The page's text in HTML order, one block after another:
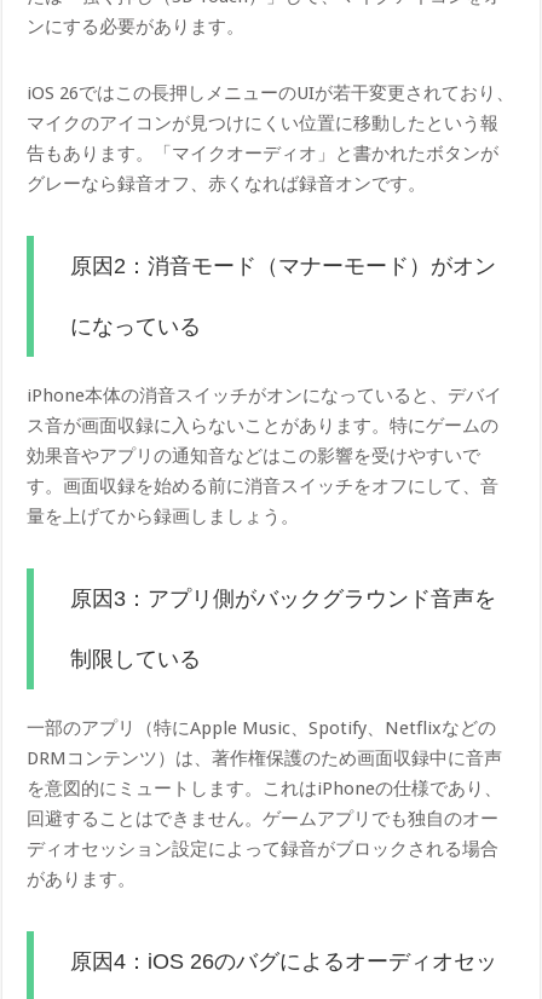
ンにする必要があります。
iOS 26ではこの長押しメニューのUIが若干変更されており、
マイクのアイコンが見つけにくい位置に移動したという報
告もあります。「マイクオーディオ」と書かれたボタンが
グレーなら録音オフ、赤くなれば録音オンです。
原因2：消音モード（マナーモード）がオン
になっている
iPhone本体の消音スイッチがオンになっていると、デバイ
ス音が画面収録に入らないことがあります。特にゲームの
効果音やアプリの通知音などはこの影響を受けやすいで
す。画面収録を始める前に消音スイッチをオフにして、音
量を上げてから録画しましょう。
原因3：アプリ側がバックグラウンド音声を
制限している
一部のアプリ（特にApple Music、Spotify、Netflixなどの
DRMコンテンツ）は、著作権保護のため画面収録中に音声
を意図的にミュートします。これはiPhoneの仕様であり、
回避することはできません。ゲームアプリでも独自のオー
ディオセッション設定によって録音がブロックされる場合
があります。
原因4：iOS 26のバグによるオーディオセッ